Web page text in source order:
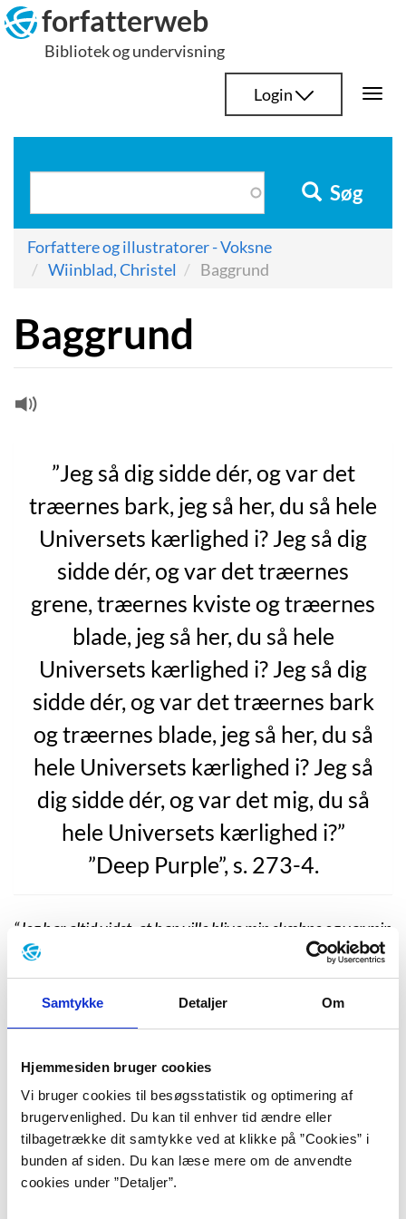
Samtykke Detaljer Om
Hjemmesiden bruger cookies
Vi bruger cookies til besøgsstatistik og optimering af
brugervenlighed. Du kan til enhver tid ændre eller
tilbagetrække dit samtykke ved at klikke på ”Cookies” i
bunden af siden. Du kan læse mere om de anvendte
cookies under ”Detaljer”.
Hop
til
indhold
forfatterweb
Bibliotek og undervisning
Login
Søg
Forfattere og illustratorer - Voksne
Wiinblad, Christel
Baggrund
Baggrund
”Jeg så dig sidde dér, og var det
træernes bark, jeg så her, du så hele
Universets kærlighed i? Jeg så dig
sidde dér, og var det træernes
grene, træernes kviste og træernes
blade, jeg så her, du så hele
Universets kærlighed i? Jeg så dig
sidde dér, og var det træernes bark
og træernes blade, jeg så her, du så
hele Universets kærlighed i? Jeg så
dig sidde dér, og var det mig, du så
hele Universets kærlighed i?”
”Deep Purple”, s. 273-4.
“Jeg har altid vidst, at han ville blive min skæbne og var min
skæbne. Altid. Han har fået mig i kontakt med følelser, som
jeg ikke er sikker på, at jeg ville kunne nå alene.”Sådan
sagde Christel Wiinblad (født 1980) i et interview,
udkommet i efteråret 2008 (Mads Fisker: Lillebror er
den bedste i verden. Berlingske Tidende, 2008-11-24).
På det tidspunkt var det næsten halvandet år siden,
hun havde præsenteret den på DR2 i talkshowet ’den
11. time’, mens den endnu kun forelå i
manuskriptform, og hun stadig gik på Forfatterskolen.